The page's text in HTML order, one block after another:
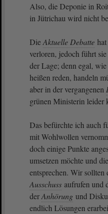
Also, die Deponie in
in Jütrichau wird nicht
DieAktuelle Debatte
verloren, jedoch führt
der Lage; denn egal,
heißen reden, handeln
aber in der vergangenen
grünen Ministerin leider
Das befürchte ich auch
mit Wohlwollen
doch einige Punkte
umsetzen möchte und
entsprechen. Wir
Ausschuss aufrufen und
derAnhörung und
endlich Lösungen